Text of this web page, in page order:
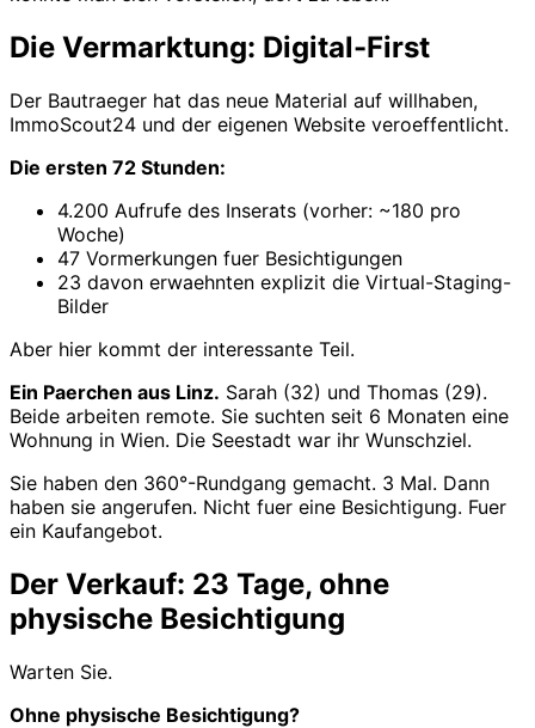
Die Vermarktung: Digital-First
Der Bautraeger hat das neue Material auf willhaben,
ImmoScout24 und der eigenen Website veroeffentlicht.
Die ersten 72 Stunden:
4.200 Aufrufe des Inserats (vorher: ~180 pro
Woche)
47 Vormerkungen fuer Besichtigungen
23 davon erwaehnten explizit die Virtual-Staging-
Bilder
Aber hier kommt der interessante Teil.
Ein Paerchen aus Linz. Sarah (32) und Thomas (29).
Beide arbeiten remote. Sie suchten seit 6 Monaten eine
Wohnung in Wien. Die Seestadt war ihr Wunschziel.
Sie haben den 360°-Rundgang gemacht. 3 Mal. Dann
haben sie angerufen. Nicht fuer eine Besichtigung. Fuer
ein Kaufangebot.
Der Verkauf: 23 Tage, ohne
physische Besichtigung
Warten Sie.
Ohne physische Besichtigung?